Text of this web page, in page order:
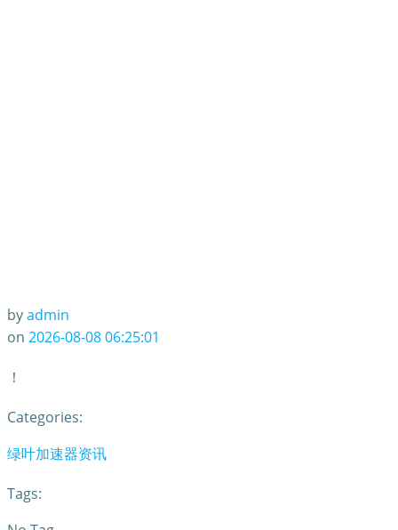
byadmin
on 2026-08-08 06:25:01
！
Categories:
绿叶加速器资讯
Tags: